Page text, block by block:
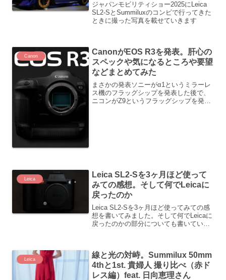
ジャパンモビリティショー2025にLeica
SL2-SとSummiluxのコンビで行ってきた
ときに撮った写真を載せていきます
Canon
CanonがEOS R3を発表。肝心の
スペックや気になるところや要望
などまとめてみた
まさかの発表ソニーがα1というミラーレ
ス機のフラッグシップを発表した後で、
ニコンがZ9というフラッグシップを発表
Leica
Leica SL2-Sを3ヶ月ほど使って
みての感想。そして何でLeicaに
戻ったのか
Leica SL2-Sを3ヶ月ほど使ってみての感
想を書いてみました。そして何でLeicaに
戻ったのかの部分についても書いていき
Leica
線と光の対峙。Summilux 50mm
4thと1st. 貴婦人 撮り比べ（赤ド
レス編）feat. 日向恵理さん